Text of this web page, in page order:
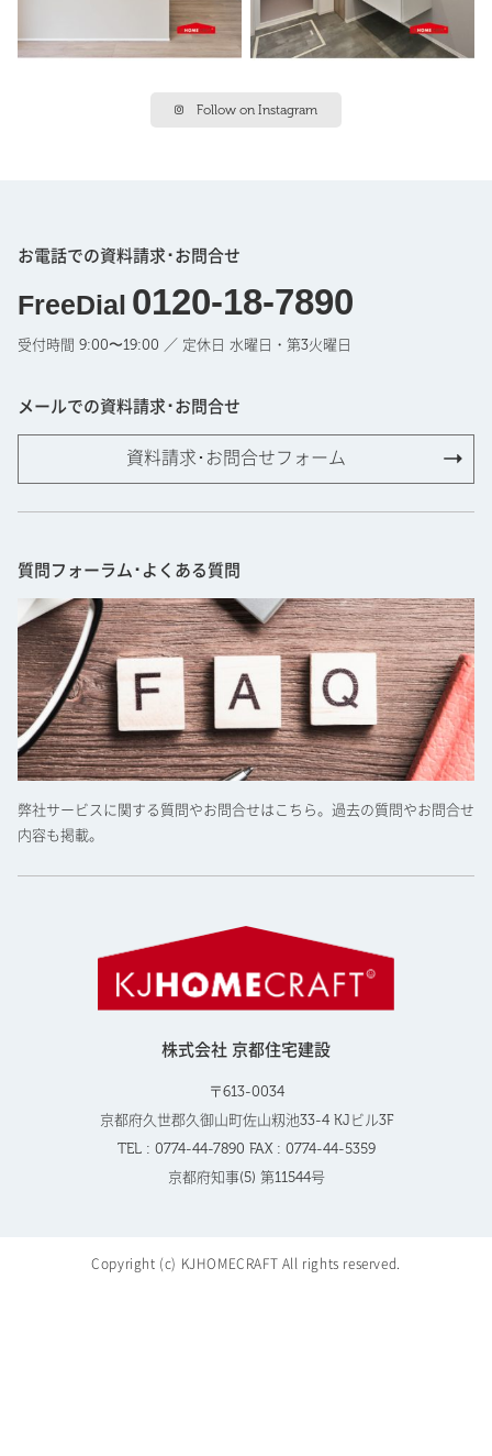
Follow on Instagram
お電話での資料請求･お問合せ
FreeDial 0120-18-7890
受付時間 9:00〜19:00 ／ 定休日 水曜日・第3火曜日
メールでの資料請求･お問合せ
資料請求･お問合せフォーム
質問フォーラム･よくある質問
弊社サービスに関する質問やお問合せはこちら。過去の質問やお問合せ
内容も掲載。
株式会社 京都住宅建設
〒613-0034
京都府久世郡久御山町佐山籾池33-4 KJビル3F
TEL : 0774-44-7890 FAX : 0774-44-5359
京都府知事(5) 第11544号
Copyright (c) KJHOMECRAFT All rights reserved.